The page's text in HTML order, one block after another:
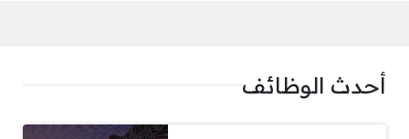
أحدث الوظائف